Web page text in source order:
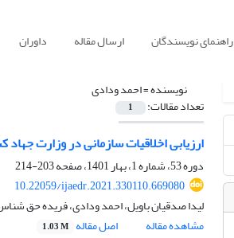
راهنمای نویسندگان ارسال مقاله داوران
نویسنده =احمد ودادی
تعداد مقالات: 1
ارزیابی اخلاقیات سازمانی در وزارت
دوره 53، شماره 1، بهار 1401، صفحه
203-214
10.22059/ijaedr.2021.330110.669080
لیدا صدقیان باویل، احمد ودادی، فریده حق
مشاهده مقاله
اصل مقاله 1.03 M